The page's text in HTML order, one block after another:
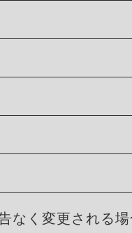
く変更される場